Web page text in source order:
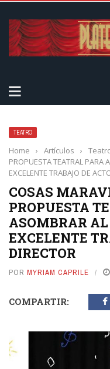
TEATRO
Home › Artículos ›
PROPUESTA TEATRAL PARA
EXCELENTE TRABAJO DE
COSAS
PROPUESTA
ASOMBRAR AL
EXCELENTE
DIRECTOR
POR MYRIAM CAPRILE
COMPARTIR: